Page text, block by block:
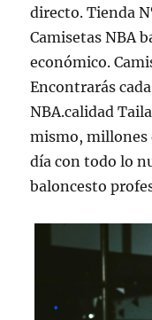
directo. Tienda
Camisetas NBA
económico.
Encontrarás
NBA.calidad
mismo, millones
día con todo lo
baloncesto